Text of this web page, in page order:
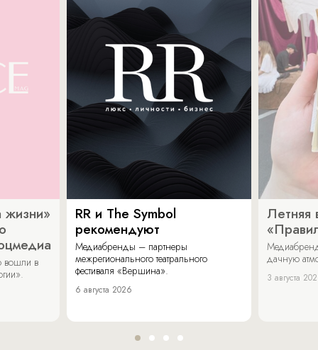
жизни»
вошли в
RR и The Symbol
рекомендуют
Медиабренды – партнеры
межрегионального театрального
фестиваля «Вершина».
6 августа 2026
Летняя
дачную
3 августа